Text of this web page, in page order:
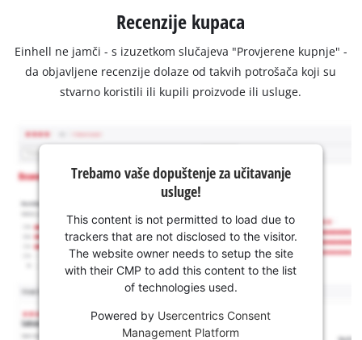
Recenzije kupaca
Einhell ne jamči - s izuzetkom slučajeva "Provjerene kupnje" -
da objavljene recenzije dolaze od takvih potrošača koji su
stvarno koristili ili kupili proizvode ili usluge.
Trebamo vaše dopuštenje za učitavanje
usluge!
This content is not permitted to load due to
trackers that are not disclosed to the visitor.
The website owner needs to setup the site
with their CMP to add this content to the list
of technologies used.
Powered by Usercentrics Consent
Management Platform